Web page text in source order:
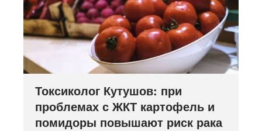
Токсиколог Кутушов: при
проблемах с ЖКТ картофель и
помидоры повышают риск рака